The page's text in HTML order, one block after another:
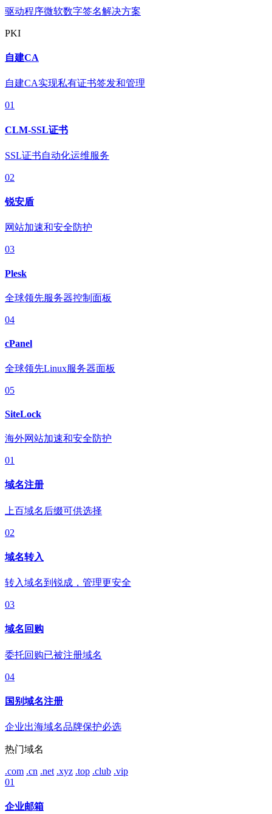
驱动程序微软数字签名解决方案
PKI
自建CA
自建CA实现私有证书签发和管理
01
CLM-SSL证书
SSL证书自动化运维服务
02
锐安盾
网站加速和安全防护
03
Plesk
全球领先服务器控制面板
04
cPanel
全球领先Linux服务器面板
05
SiteLock
海外网站加速和安全防护
01
域名注册
上百域名后缀可供选择
02
域名转入
转入域名到锐成，管理更安全
03
域名回购
委托回购已被注册域名
04
国别域名注册
企业出海域名品牌保护必选
热门域名
.com .cn .net .xyz .top .club .vip
01
企业邮箱